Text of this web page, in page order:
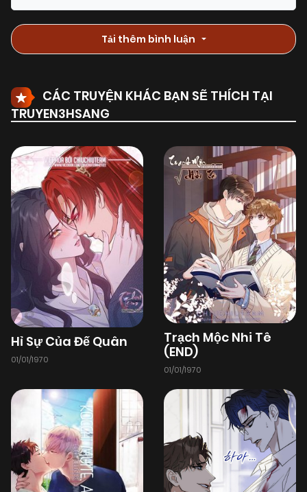
Tải thêm bình luận
CÁC TRUYỆN KHÁC BẠN SẼ THÍCH TẠI
TRUYEN3HSANG
Hỉ Sự Của Đế Quân
01/01/1970
Trạch Mộc Nhi Tê
(END)
01/01/1970